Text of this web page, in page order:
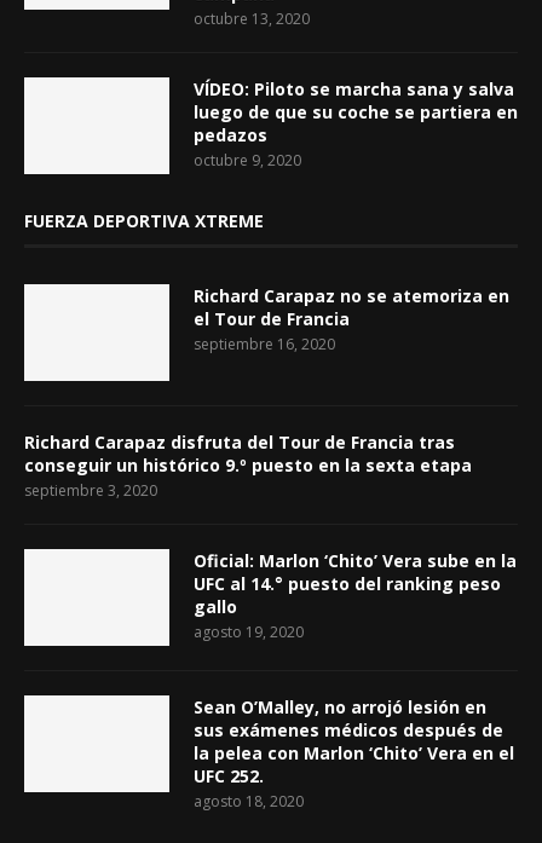
octubre 13, 2020
VÍDEO: Piloto se marcha sana y salva
luego de que su coche se partiera en
pedazos
octubre 9, 2020
FUERZA DEPORTIVA XTREME
Richard Carapaz no se atemoriza en
el Tour de Francia
septiembre 16, 2020
Richard Carapaz disfruta del Tour de Francia tras
conseguir un histórico 9.º puesto en la sexta etapa
septiembre 3, 2020
Oficial: Marlon ‘Chito’ Vera sube en la
UFC al 14.° puesto del ranking peso
gallo
agosto 19, 2020
Sean O’Malley, no arrojó lesión en
sus exámenes médicos después de
la pelea con Marlon ‘Chito’ Vera en el
UFC 252.
agosto 18, 2020